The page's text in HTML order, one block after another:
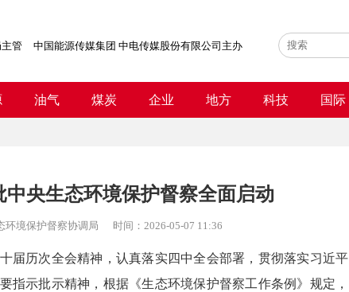
管 中国能源传媒集团 中电传媒股份有限公司主办
油气 煤炭 企业 地方 科技 国际
中央生态环境保护督察全面启动
环境保护督察协调局 时间： 2026-05-07 11:36
历次全会精神，认真落实四中全会部署，贯彻落实习近平
指示批示精神，根据《生态环境保护督察工作条例》规定，